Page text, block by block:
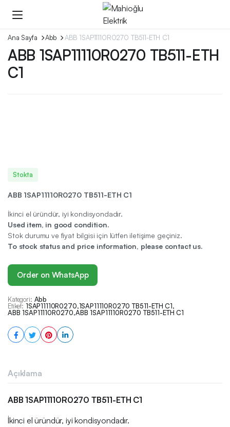
Ana Sayfa Abb ABB 1SAP11110R0270 TB511-ETH C1
ABB 1SAP11110R0270 TB511-ETH
C1
Stokta
ABB 1SAP11110R0270 TB511-ETH C1
İkinci el üründür, iyi kondisyondadır.
Used item, in good condition.
Stok durumu ve fiyat bilgisi için lütfen iletişime geçiniz.
To stock status and price information, please contact us.
Order on WhatsApp
Kategori: Abb
Etiket: 1SAP11110R0270,1SAP11110R0270 TB511-ETH C1,
ABB 1SAP11110R0270,ABB 1SAP11110R0270 TB511-ETH C1
Açıklama
ABB 1SAP11110R0270 TB511-ETH C1
İkinci el üründür, iyi kondisyondadır.